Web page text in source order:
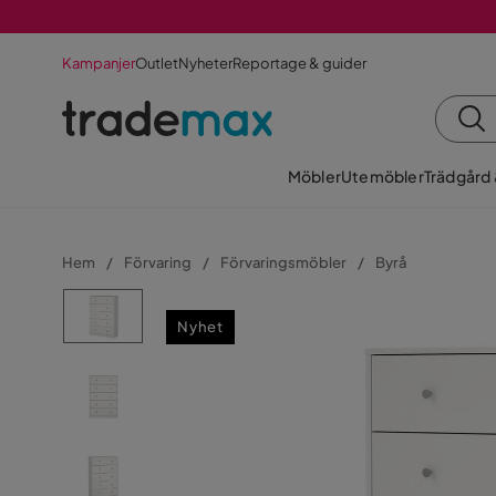
KampanjerOutletNyheterReportage & guider
MöblerUtemöblerTrädgård
Hem Förvaring Förvaringsmöbler Byrå
Nyhet